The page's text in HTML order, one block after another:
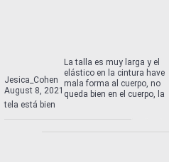
Jesica_Cohen
August 8, 2021
La talla es muy larga y el
elástico en la cintura have
mala forma al cuerpo, no
queda bien en el cuerpo, la
tela está bien